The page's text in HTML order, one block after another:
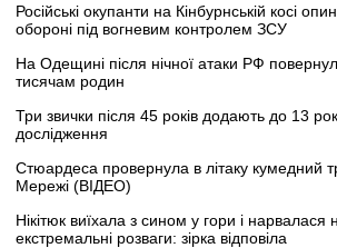
Російські окупанти на Кінбурнській косі
обороні під вогневим контролем ЗСУ
На Одещині після нічної атаки РФ
тисячам родин
Три звички після 45 років додають до 13
дослідження
Стюардеса провернула в літаку кумедний
Мережі (ВІДЕО)
Нікітюк виїхала з сином у гори і нарвалася
екстремальні розваги: зірка відповіла